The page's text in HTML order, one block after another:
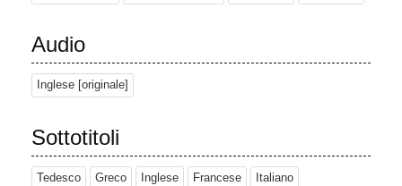
Audio
Inglese [originale]
Sottotitoli
Tedesco Greco Inglese Francese Italiano